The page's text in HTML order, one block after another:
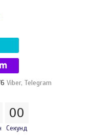
Viber, Telegram
00
Секунд